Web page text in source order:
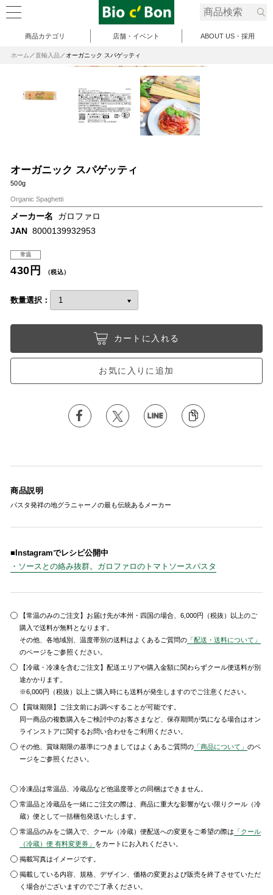
商品カテゴリ 店舗・イベント ABOUT US・採用
ホーム 直輸入品 オーガニック スパゲッティ
オーガニック スパゲッティ
500g
Organic Spaghetti
メーカー名
ガロファロ
JAN 8000139932953
常温
430円 （税込）
数量選択：
カートに入れる
お気に入りに追加
商品説明
パスタ発祥の地グラニャーノの最も伝統あるメーカー
■Instagramでレシピ公開中
・ソースとの絡み抜群。ガロファロのトマトソースパスタ
【常温のみのご注文】お届け先が本州・四国の場合、6,000円（税抜）以上のご
購入で送料が無料となります。
その他、各地域別、温度帯別の送料はよくあるご質問の 「配送・送料について」
のページをご参照ください。
【冷蔵・冷凍を含むご注文】配送エリアや購入金額に関わらずクール便送料が別
途かかります。
※6,000円（税抜）以上ご購入時にも送料が発生しますのでご注意ください。
【賞味期限】ご注文前にお調べすることが可能です。
同一商品の複数購入をご検討中のお客さまなど、保存期間が気になる場合はオン
ラインストアに関するお問い合わせをご利用ください。
その他、賞味期限の基準につきましてはよくあるご質問の 「商品について」のペ
ージをご参照ください。
冷凍品は常温品、冷蔵品など他温度帯との同梱はできません。
常温品と冷蔵品を一緒にご注文の際は、商品に重大な影響がない限りクール（冷
蔵）便として一括梱包発送いたします。
常温品のみをご購入で、クール（冷蔵）便配送への変更をご希望の際は 「クール
（冷蔵）便 有料変更券」 をカートにお入れください。
掲載写真はイメージです。
掲載している内容、規格、デザイン、価格の変更および販売を終了させていただ
く場合がございますのでご了承ください。